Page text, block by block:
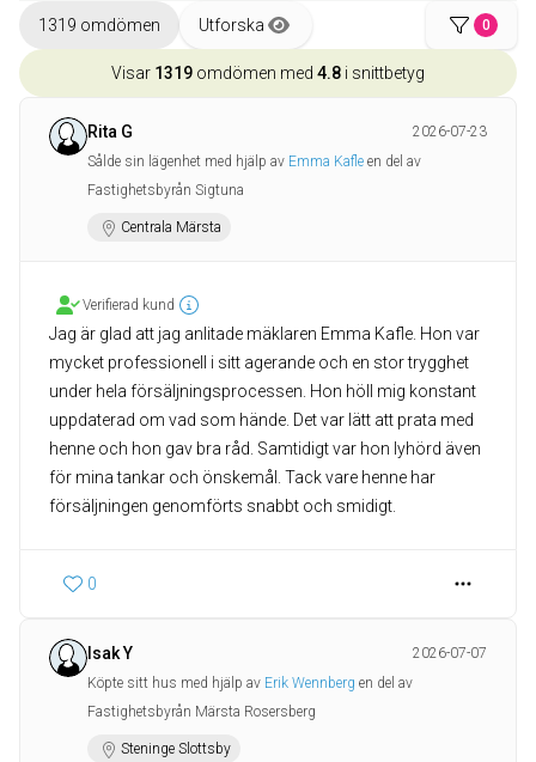
1319 omdömen Utforska 0
Visar 1319 omdömen med 4.8 i snittbetyg
Rita G
2026-07-23
Sålde sin lägenhet med hjälp av Emma Kafle en del av
Fastighetsbyrån Sigtuna
Centrala Märsta
Verifierad kund
Jag är glad att jag anlitade mäklaren Emma Kafle. Hon var
mycket professionell i sitt agerande och en stor trygghet
under hela försäljningsprocessen. Hon höll mig konstant
uppdaterad om vad som hände. Det var lätt att prata med
henne och hon gav bra råd. Samtidigt var hon lyhörd även
för mina tankar och önskemål. Tack vare henne har
försäljningen genomförts snabbt och smidigt.
0
Isak Y
2026-07-07
Köpte sitt hus med hjälp av Erik Wennberg en del av
Fastighetsbyrån Märsta Rosersberg
Steninge Slottsby